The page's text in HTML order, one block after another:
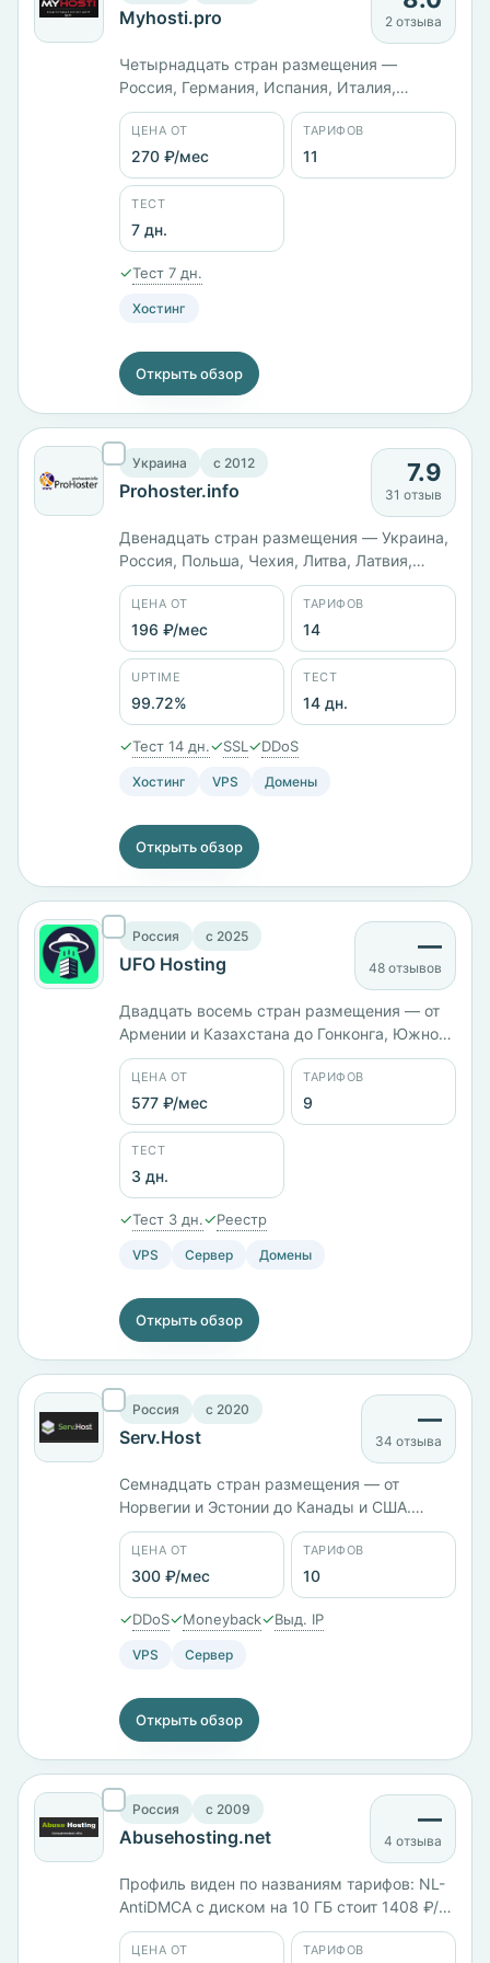
Myhosti.pro 2 отзыва
Четырнадцать стран размещения —
Россия, Германия, Испания, Италия,
Норвегия, Польша, Турция, Финляндия,
Франция, Швейцария, Швеция, Канада, США
и Япония. Линейка MVK растёт ровными
шагами: 2 ГБ памяти за 450 ₽/мес, 4 ГБ за
1349 ₽/мес, 6 ГБ с диском на 125 ГБ за
2249 ₽/мес. Панели cPanel и ISPmanager.
ЦЕНА ОТ
270 ₽/мес
ТАРИФОВ
11
ТЕСТ
7 дн.
✓Тест 7 дн.
Хостинг
Открыть обзор
Украина c 2012
Prohoster.info
7.9
31 отзыв
Двенадцать стран размещения — Украина,
Россия, Польша, Чехия, Литва, Латвия,
Эстония, Болгария, Люксембург,
Нидерланды, Швейцария и США. Компания
работает с 2012 года, 14 тарифов от 195 ₽/
мес, стартовый KVM-VPS с 1 ГБ памяти
стоит 360 ₽/мес. Панели cPanel,
DCImanager, ISPmanager и VMmanager.
ЦЕНА ОТ
196 ₽/мес
ТАРИФОВ
14
UPTIME
99.72%
ТЕСТ
14 дн.
✓Тест 14 дн.✓SSL ✓DDoS
Хостинг VPS Домены
Открыть обзор
Россия c 2025
UFO Hosting
—
48 отзывов
Двадцать восемь стран размещения — от
Армении и Казахстана до Гонконга, Южной
Кореи и Австралии. Компания запустилась в
2025 году. Тарифы названы по звёздам:
Brachium с 4 ГБ памяти стоит 977 ₽/мес,
Arcturus с 10 ГБ — 2021 ₽/мес, Alphard с 24
ГБ и диском на 310 ГБ — 8000 ₽/мес.
ЦЕНА ОТ
577 ₽/мес
ТАРИФОВ
9
ТЕСТ
3 дн.
✓Тест 3 дн.✓Реестр
VPS Сервер Домены
Открыть обзор
Россия c 2020
Serv.Host
—
34 отзыва
Семнадцать стран размещения — от
Норвегии и Эстонии до Канады и США.
Тарифы названы по процессорам: Epyc-
7502-1 с 1 ГБ памяти стоит 150 ₽/мес, Epyc-
7502-2 с 2 ГБ — 300 ₽/мес, московский i7-
12700K с 4 ГБ — 730 ₽/мес. Панель
ISPmanager, оплата в том числе биткоином.
ЦЕНА ОТ
300 ₽/мес
ТАРИФОВ
10
✓DDoS✓Moneyback✓Выд. IP
VPS Сервер
Открыть обзор
Россия c 2009
Abusehosting.net
—
4 отзыва
Профиль виден по названиям тарифов: NL-
AntiDMCA с диском на 10 ГБ стоит 1408 ₽/
мес, CH-AntiDMCA с 5 ГБ — 2113 ₽/мес. VPS
на Xeon E3-1245v2: 1 ГБ памяти — 2739 ₽/
ЦЕНА ОТ ТАРИФОВ